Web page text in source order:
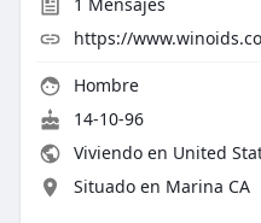
https://
Hombre
14-10-96
Viviendo en United
Situado en Marina CA